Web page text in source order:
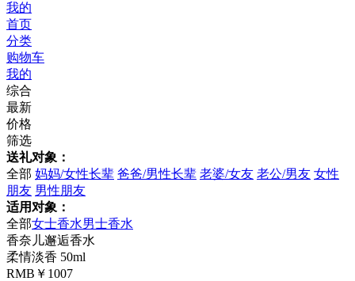
我的
首页
分类
购物车
我的
综合
最新
价格
筛选
送礼对象：
全部 妈妈/女性长辈 爸爸/男性长辈 老婆/女友 老公/男友 女性
朋友 男性朋友
适用对象：
全部女士香水男士香水
香奈儿邂逅香水
柔情淡香 50ml
RMB￥1007